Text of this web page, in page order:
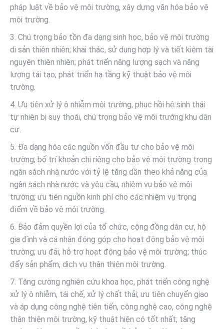
pháp luật về bảo vệ môi trường, xây dựng văn hóa bảo vệ
môi trường.
3. Chú trọng bảo tồn đa dạng sinh học, bảo vệ môi trường
di sản thiên nhiên; khai thác, sử dụng hợp lý và tiết kiệm tài
nguyên thiên nhiên; phát triển năng lượng sạch và năng
lượng tái tạo; phát triển hạ tầng kỹ thuật bảo vệ môi
trường.
4. Ưu tiên xử lý ô nhiễm môi trường, phục hồi hệ sinh thái
tự nhiên bị suy thoái, chú trọng bảo vệ môi trường khu dân
cư.
5. Đa dạng hóa các nguồn vốn đầu tư cho bảo vệ môi
trường; bố trí khoản chi riêng cho bảo vệ môi trường trong
ngân sách nhà nước với tỷ lệ tăng dần theo khả năng của
ngân sách nhà nước và yêu cầu, nhiệm vụ bảo vệ môi
trường; ưu tiên nguồn kinh phí cho các nhiệm vụ trọng
điểm về bảo vệ môi trường.
6. Bảo đảm quyền lợi của tổ chức, cộng đồng dân cư, hộ
gia đình và cá nhân đóng góp cho hoạt động bảo vệ môi
trường; ưu đãi, hỗ trợ hoạt động bảo vệ môi trường; thúc
đẩy sản phẩm, dịch vụ thân thiện môi trường.
7. Tăng cường nghiên cứu khoa học, phát triển công nghệ
xử lý ô nhiễm, tái chế, xử lý chất thải; ưu tiên chuyển giao
và áp dụng công nghệ tiên tiến, công nghệ cao, công nghệ
thân thiện môi trường, kỹ thuật hiện có tốt nhất; tăng